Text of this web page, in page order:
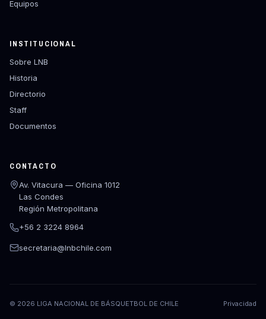
Equipos
INSTITUCIONAL
Sobre LNB
Historia
Directorio
Staff
Documentos
CONTACTO
Av. Vitacura — Oficina 1012
Las Condes
Región Metropolitana
+56 2 3224 8964
secretaria@lnbchile.com
© 2026 LIGA NACIONAL DE BÁSQUETBOL DE CHILE Privacidad